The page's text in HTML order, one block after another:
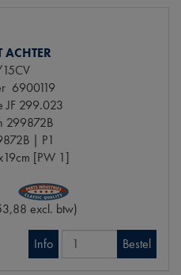
ACHTER
6900119
JF 299.023
299872B
| P1
[PW 1]
excl. btw)
Info Bestel